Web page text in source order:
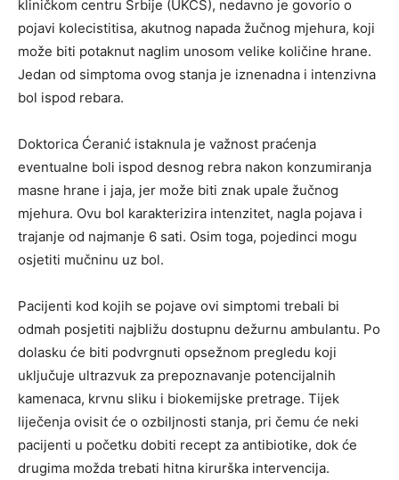
kliničkom centru Srbije (UKCS), nedavno je govorio o
pojavi kolecistitisa, akutnog napada žučnog mjehura, koji
može biti potaknut naglim unosom velike količine hrane.
Jedan od simptoma ovog stanja je iznenadna i intenzivna
bol ispod rebara.
Doktorica Ćeranić istaknula je važnost praćenja
eventualne boli ispod desnog rebra nakon konzumiranja
masne hrane i jaja, jer može biti znak upale žučnog
mjehura. Ovu bol karakterizira intenzitet, nagla pojava i
trajanje od najmanje 6 sati. Osim toga, pojedinci mogu
osjetiti mučninu uz bol.
Pacijenti kod kojih se pojave ovi simptomi trebali bi
odmah posjetiti najbližu dostupnu dežurnu ambulantu. Po
dolasku će biti podvrgnuti opsežnom pregledu koji
uključuje ultrazvuk za prepoznavanje potencijalnih
kamenaca, krvnu sliku i biokemijske pretrage. Tijek
liječenja ovisit će o ozbiljnosti stanja, pri čemu će neki
pacijenti u početku dobiti recept za antibiotike, dok će
drugima možda trebati hitna kirurška intervencija.